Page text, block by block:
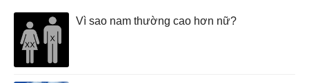
Vì sao nam thường cao hơn nữ?